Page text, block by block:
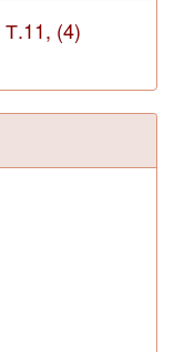
Т.11, (4)